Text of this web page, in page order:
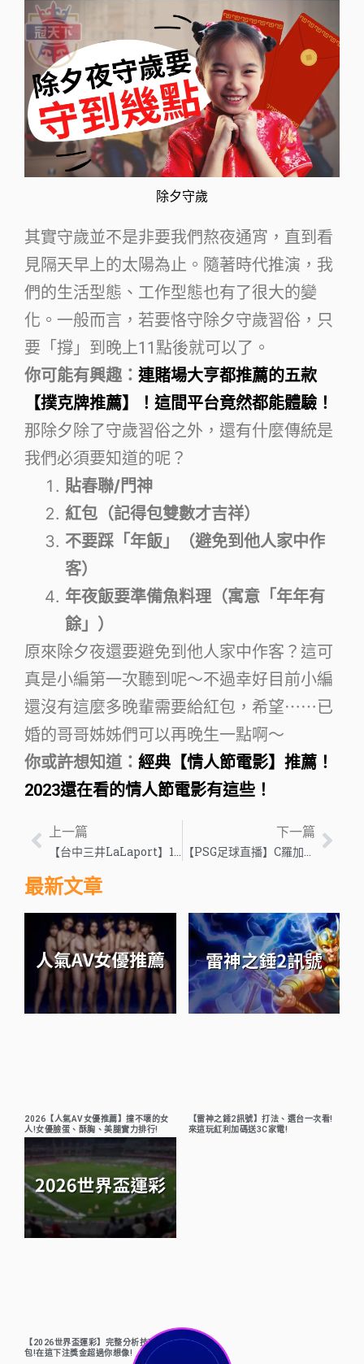
除夕守歲
其實守歲並不是非要我們熬夜通宵，直到看
見隔天早上的太陽為止。隨著時代推演，我
們的生活型態、工作型態也有了很大的變
化。一般而言，若要恪守除夕守歲習俗，只
要「撐」到晚上11點後就可以了。
你可能有興趣： 連賭場大亨都推薦的五款
【撲克牌推薦】！這間平台竟然都能體驗！
那除夕除了守歲習俗之外，還有什麼傳統是
我們必須要知道的呢？
貼春聯/門神
紅包（記得包雙數才吉祥）
不要踩「年飯」（避免到他人家中作
客）
年夜飯要準備魚料理（寓意「年年有
餘」）
原來除夕夜還要避免到他人家中作客？這可
真是小編第一次聽到呢～不過幸好目前小編
還沒有這麼多晚輩需要給紅包，希望⋯⋯已
婚的哥哥姊姊們可以再晚生一點啊～
你或許想知道： 經典【情人節電影】推薦！
2023還在看的情人節電影有這些！
上一篇 下一篇
最新文章
2026【人氣AV女優推薦】撞不壞的女
人!女優臉蛋、酥胸、美腿實力排行!
【雷神之錘2訊號】打法、選台一次看!
來這玩紅利加碼送3C家電!
【2026世界盃運彩】完整分析技巧懶人
包!在這下注獎金超過你想像!